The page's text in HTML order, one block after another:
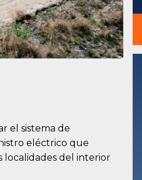
el sistema de
eléctrico que
localidades del interior